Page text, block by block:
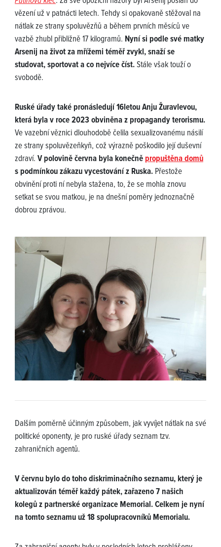
vězení už v patnácti letech. Tehdy si opakovaně stěžoval na
nátlak ze strany spoluvězňů a během prvních měsíců ve
vazbě zhubl přibližně 17 kilogramů. Nyní si podle své matky
Arsenij na život za mřížemi téměř zvykl, snaží se
studovat, sportovat a co nejvíce číst.Stále však touží o
svobodě.
Ruské úřady také pronásledují 16letou Anju Žuravlevou,
která byla v roce 2023 obviněna z propagandy terorismu.
Ve vazební věznici dlouhodobě čelila sexualizovanému násilí
ze strany spoluvězeňkyň, což výrazně poškodilo její duševní
zdraví. V polovině června byla konečně propuštěna domů
s podmínkou zákazu vycestování z Ruska. Přestože
obvinění proti ní nebyla stažena, to, že se mohla znovu
setkat se svou matkou, je na dnešní poměry jednoznačně
dobrou zprávou.
Dalším poměrně účinným způsobem, jak vyvíjet nátlak na své
politické oponenty, je pro ruské úřady seznam tzv.
zahraničních agentů.
V červnu bylo do toho diskriminačního seznamu, který je
aktualizován téměř každý pátek, zařazeno 7 našich
kolegů z partnerské organizace Memorial. Celkem je nyní
na tomto seznamu už 18 spolupracovníků Memorialu.